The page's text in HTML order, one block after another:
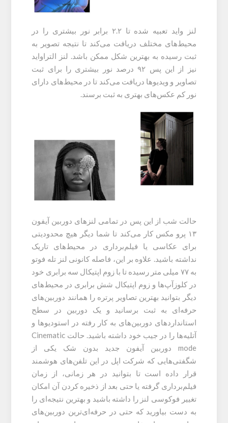
لنز واید تعبیه شده تا ۲.۲ برابر نور بیشتری را در
محیط‌های مختلف دریافت می‌کند تا نتیجه تصویر به
ثبت رسیده به بهترین شکل ممکن باشد. لنز التراواید
نیز از این پس ۹۲ درصد نور بیشتری را برای ثبت
تصاویر و ویدیوها دریافت می‌کند تا در محیط‌های دارای
نور کم عکس‌های بهتری به ثبت برسند.
حالت شب از این پس در تمامی لنزهای دوربین آیفون
۱۳ پرو مکس کار می‌کند تا شما دیگر هیچ محدودیتی
برای عکاسی یا فیلم‌برداری در محیط‌های تاریک
نداشته باشید. علاوه بر این، فاصله کانونی لنز تله فوتو
به ۷۷ میلی متر رسیده تا با زوم اپتیکال سه برابری خود
در کلوزآپ‌ها و زوم اپتیکال شش برابری در محیط‌های
دیگر بتوانید بهترین تصاویر پرتره را همانند دوربین‌های
حرفه‌ای به ثبت برسانید و یک دوربین در سطح
استانداردهای دوربین‌های به کار رفته در استودیوها و
آتلیه‌ها را در جیب خود داشته باشید. حالت Cinematic
mode دوربین آیفون جدید بدون شک یکی از
شگفتی‌هایی که شرکت اپل در این تلفن‌های هوشمند
قرار داده است تا بتوانید در هر زمانی، از زمان
فیلم‌برداری گرفته یا حتی بعد از ذخیره کردن آن امکان
تغییر فوکوسی لنز را داشته باشید و بهترین نتیجه‌ای را
به دست بیاورید که حتی در حرفه‌ای‌ترین دوربین‌های